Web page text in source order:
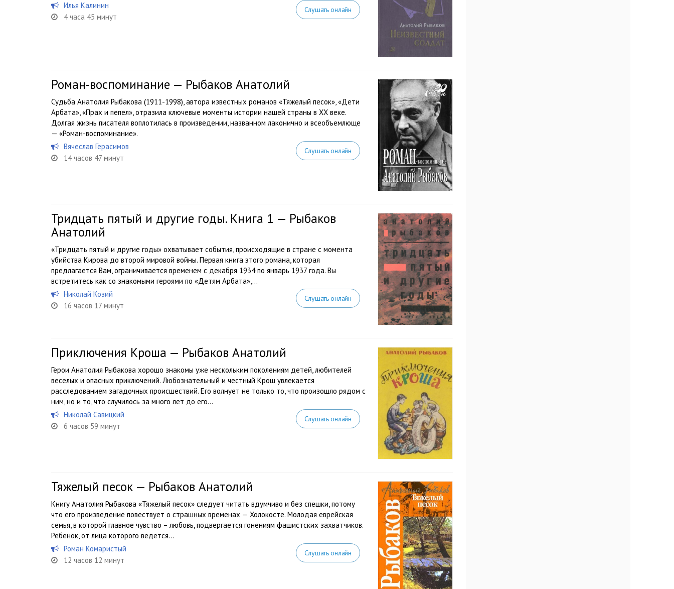
Илья Калинин
4 часа 45 минут
Слушать онлайн
Роман-воспоминание — Рыбаков Анатолий
Судьба Анатолия Рыбакова (1911-1998), автора известных романов «Тяжелый песок», «Дети
Арбата», «Прах и пепел», отразила ключевые моменты истории нашей страны в XX веке.
Долгая жизнь писателя воплотилась в произведении, названном лаконично и всеобъемлюще
— «Роман-воспоминание».
Вячеслав Герасимов
14 часов 47 минут
Слушать онлайн
Тридцать пятый и другие годы. Книга 1 — Рыбаков
Анатолий
«Тридцать пятый и другие годы» охватывает события, происходящие в стране с момента
убийства Кирова до второй мировой войны. Первая книга этого романа, которая
предлагается Вам, ограничивается временем с декабря 1934 по январь 1937 года. Вы
встретитесь как со знакомыми героями по «Детям Арбата»,...
Николай Козий
16 часов 17 минут
Слушать онлайн
Приключения Кроша — Рыбаков Анатолий
Герои Анатолия Рыбакова хорошо знакомы уже нескольким поколениям детей, любителей
веселых и опасных приключений. Любознательный и честный Крош увлекается
расследованием загадочных происшествий. Его волнует не только то, что произошло рядом с
ним, но и то, что случилось за много лет до его...
Николай Савицкий
6 часов 59 минут
Слушать онлайн
Тяжелый песок — Рыбаков Анатолий
Книгу Анатолия Рыбакова «Тяжелый песок» следует читать вдумчиво и без спешки, потому
что его произведение повествует о страшных временах — Холокосте. Молодая еврейская
семья, в которой главное чувство – любовь, подвергается гонениям фашистских захватчиков.
Ребенок, от лица которого ведется...
Роман Комаристый
12 часов 12 минут
Слушать онлайн